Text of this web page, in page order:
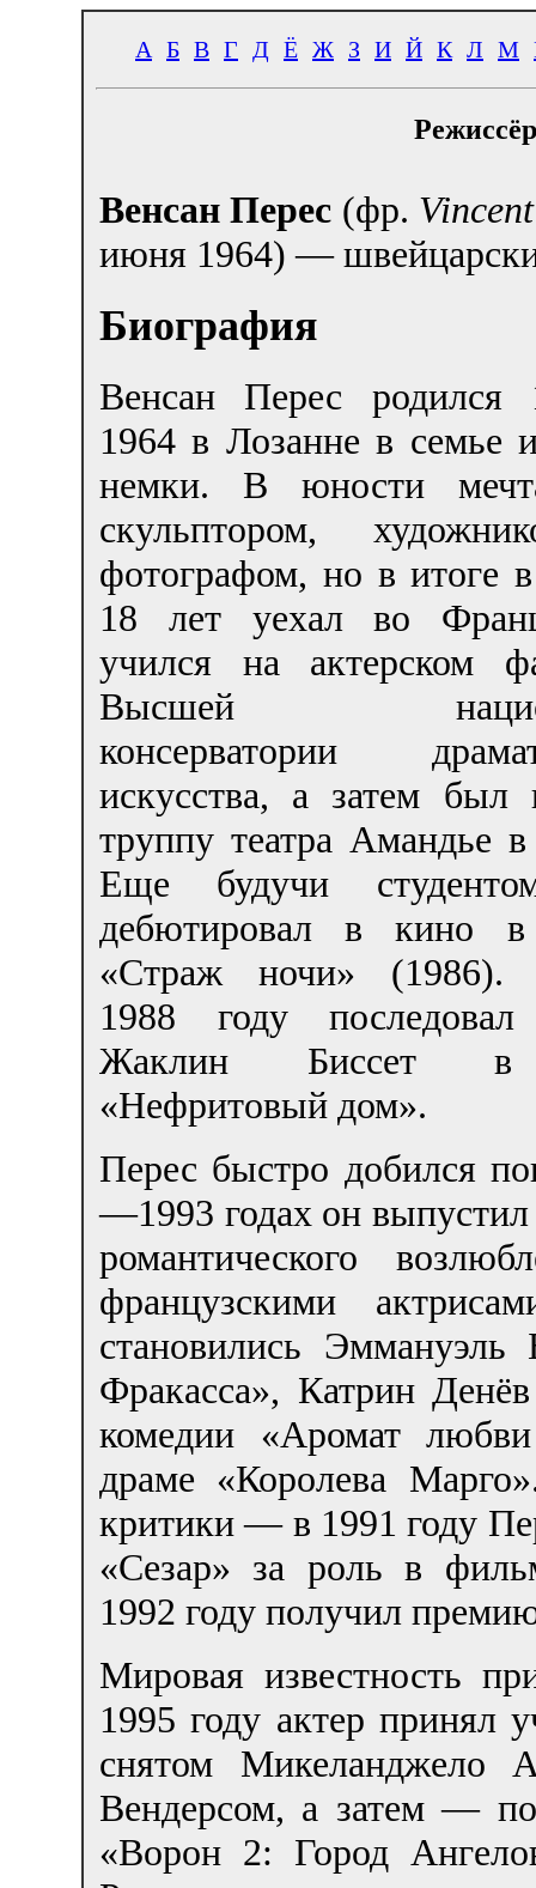
А Б В Г Д Ё Ж З И Й К Л М
Венсан Перес (фр.
июня 1964) —
Биография
Венсан Перес
1964 в Лозанне в семье
немки. В юности
скульптором,
фотографом, но в итоге в
18 лет уехал во
учился на актерском
Высшей
консерватории
искусства, а затем был
труппу театра Амандье
Еще будучи
дебютировал в кино в
«Страж ночи» (1986).
1988 году
Жаклин Биссет в
«Нефритовый дом».
Перес быстро добился
—1993 годах он выпустил
романтического
французскими
становились
Фракасса», Катрин
комедии «Аромат
драме «Королева
критики — в 1991 году
«Сезар» за роль в
1992 году получил
Мировая известность
1995 году актер принял
снятом Микеланджело
Вендерсом, а затем —
«Ворон 2: Город